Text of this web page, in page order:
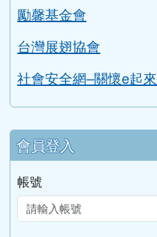
勵馨基金會
台灣展翅協會
社會安全網–關懷e起來
會員登入
帳號